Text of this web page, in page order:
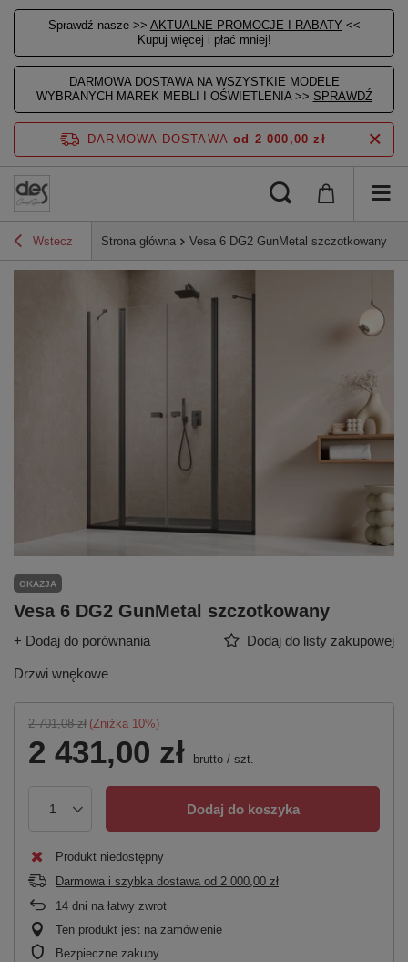
Sprawdź nasze >> AKTUALNE PROMOCJE I RABATY <<
Kupuj więcej i płać mniej!
DARMOWA DOSTAWA NA WSZYSTKIE MODELE
WYBRANYCH MAREK MEBLI I OŚWIETLENIA >> SPRAWDŹ
DARMOWA DOSTAWA od 2 000,00 zł
Wstecz Strona główna Vesa 6 DG2 GunMetal szczotkowany
OKAZJA
Vesa 6 DG2 GunMetal szczotkowany
+ Dodaj do porównania Dodaj do listy zakupowej
Drzwi wnękowe
2 701,08 zł (Zniżka 10%)
2 431,00 zł brutto / szt.
Dodaj do koszyka
Produkt niedostępny
Darmowa i szybka dostawa od 2 000,00 zł
14 dni na łatwy zwrot
Ten produkt jest na zamówienie
Bezpieczne zakupy